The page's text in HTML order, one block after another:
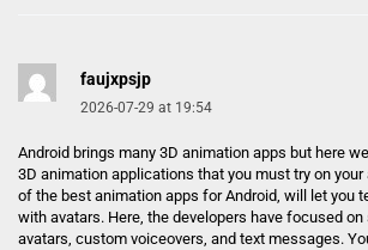
faujxpsjp
2026-07-29 at 19:54
Android brings many 3D animation apps but here
3D animation applications that you must try on your
of the best animation apps for Android, will let you
with avatars. Here, the developers have focused
avatars, custom voiceovers, and text messages.